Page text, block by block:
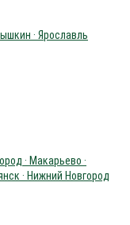
· Ярославль
· Макарьево ·
· Нижний Новгород